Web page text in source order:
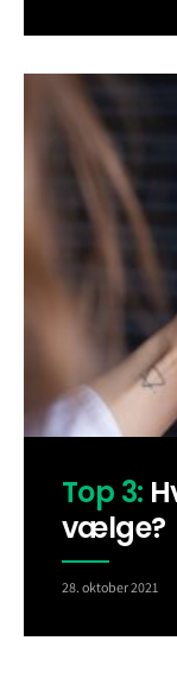
Top 3:
vælge?
28. oktober 2021